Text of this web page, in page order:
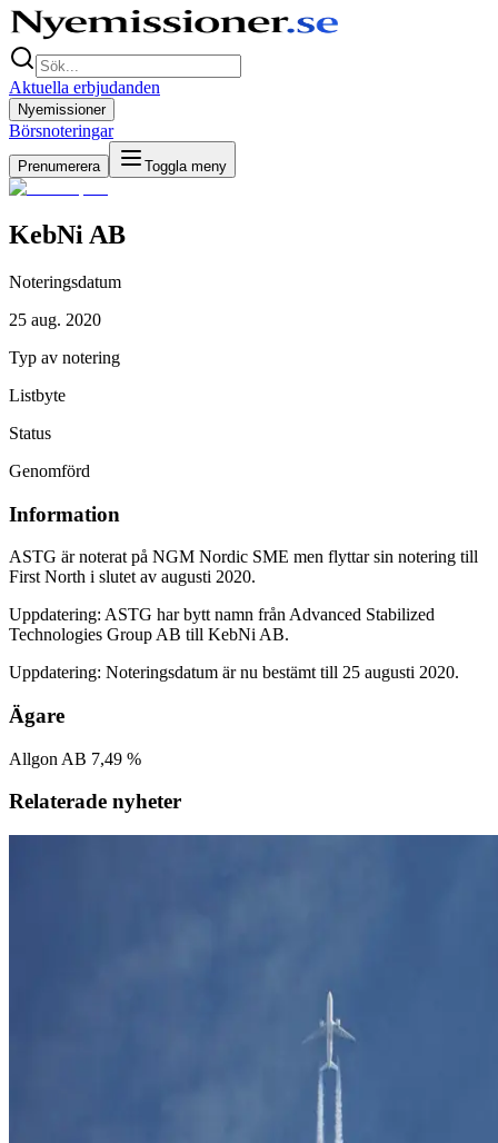
Aktuella erbjudanden
Nyemissioner
Börsnoteringar
Prenumerera Toggla meny
KebNi AB
Noteringsdatum
25 aug. 2020
Typ av notering
Listbyte
Status
Genomförd
Information
ASTG är noterat på NGM Nordic SME men flyttar sin notering till
First North i slutet av augusti 2020.
Uppdatering: ASTG har bytt namn från Advanced Stabilized
Technologies Group AB till KebNi AB.
Uppdatering: Noteringsdatum är nu bestämt till 25 augusti 2020.
Ägare
Allgon AB 7,49 %
Relaterade nyheter